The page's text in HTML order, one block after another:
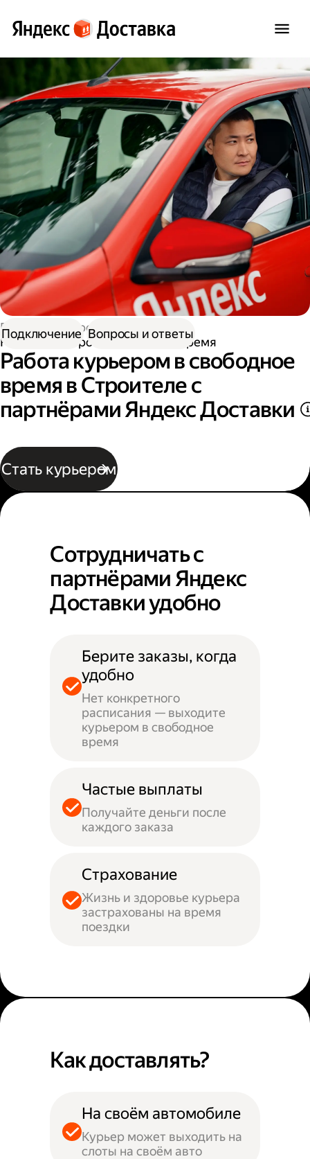
Работа курьером
Работа курьером в свободное время
Работа курьером в свободное
время в Строителе с
партнёрами Яндекс Доставки
Стать курьером
Подключение Вопросы и ответы
Сотрудничать с
партнёрами Яндекс
Доставки удобно
Берите заказы, когда
удобно
Нет конкретного
расписания — выходите
курьером в свободное
время
Частые выплаты
Получайте деньги после
каждого заказа
Страхование
Жизнь и здоровье курьера
застрахованы на время
поездки
Как доставлять?
На своём автомобиле
Курьер может выходить на
слоты на своём авто